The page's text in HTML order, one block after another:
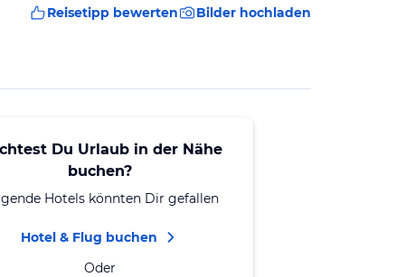
Reisetipp bewerten Bilder hochladen
Du Urlaub in der Nähe
buchen?
Hotels könnten Dir gefallen
Hotel & Flug buchen
Oder